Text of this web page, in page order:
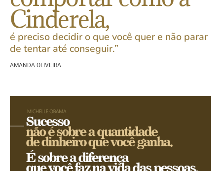
Cinderela,
é preciso decidir o que você quer e não parar
de tentar até conseguir.”
AMANDA OLIVEIRA